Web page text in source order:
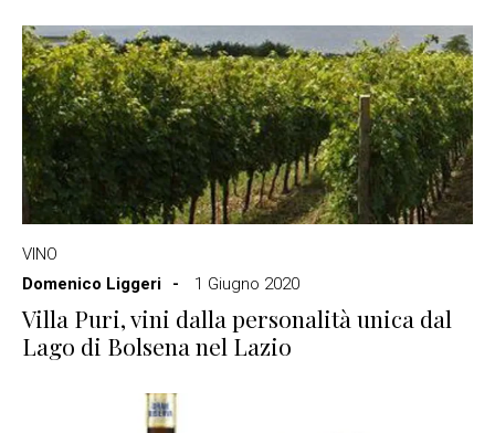
VINO
Domenico Liggeri
1 Giugno 2020
Villa Puri, vini dalla personalità unica dal
Lago di Bolsena nel Lazio